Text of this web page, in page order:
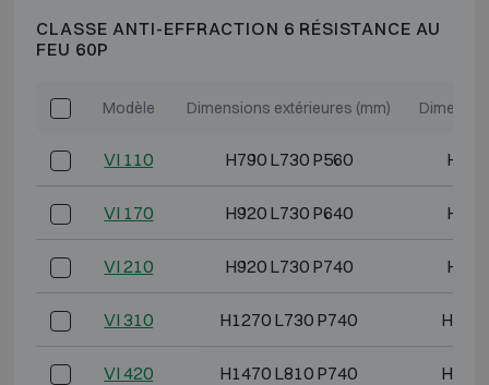
CLASSE ANTI-EFFRACTION 6 RÉSISTANCE AU
FEU 60P
Modèle Dimensions extérieures (mm)
VI 110 H790 L730 P560
VI 170 H920 L730 P640
VI 210 H920 L730 P740
VI 310 H1270 L730 P740
VI 420 H1470 L810 P740